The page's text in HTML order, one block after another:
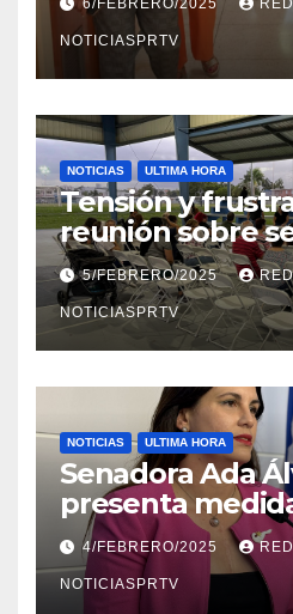
en Mayagüez
6/FEBRERO/2025
NOTICIASPRTV
NOTICIAS ULTIMA HORA
Tensión y
reunión sobre
Reparto
5/FEBRERO/2025
NOTICIASPRTV
NOTICIAS ULTIMA HORA
Senadora Ada
presenta
violencia en el
4/FEBRERO/2025
NOTICIASPRTV